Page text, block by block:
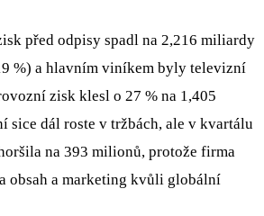
před odpisy spadl na 2,216 miliardy
%) a hlavním viníkem byly televizní
zisk klesl o 27 % na 1,405
sice dál roste v tržbách, ale v kvartálu
na 393 milionů, protože firma
obsah a marketing kvůli globální